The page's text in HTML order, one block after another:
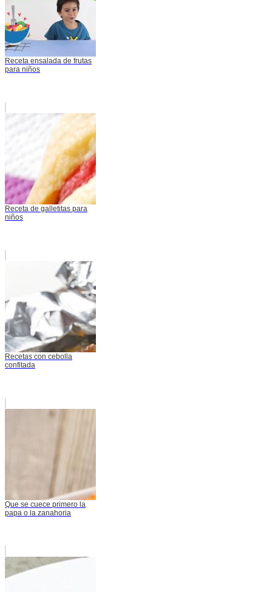
Receta ensalada de frutas
para niños
Receta de galletitas para
niños
Recetas con cebolla
confitada
Que se cuece primero la
papa o la zanahoria